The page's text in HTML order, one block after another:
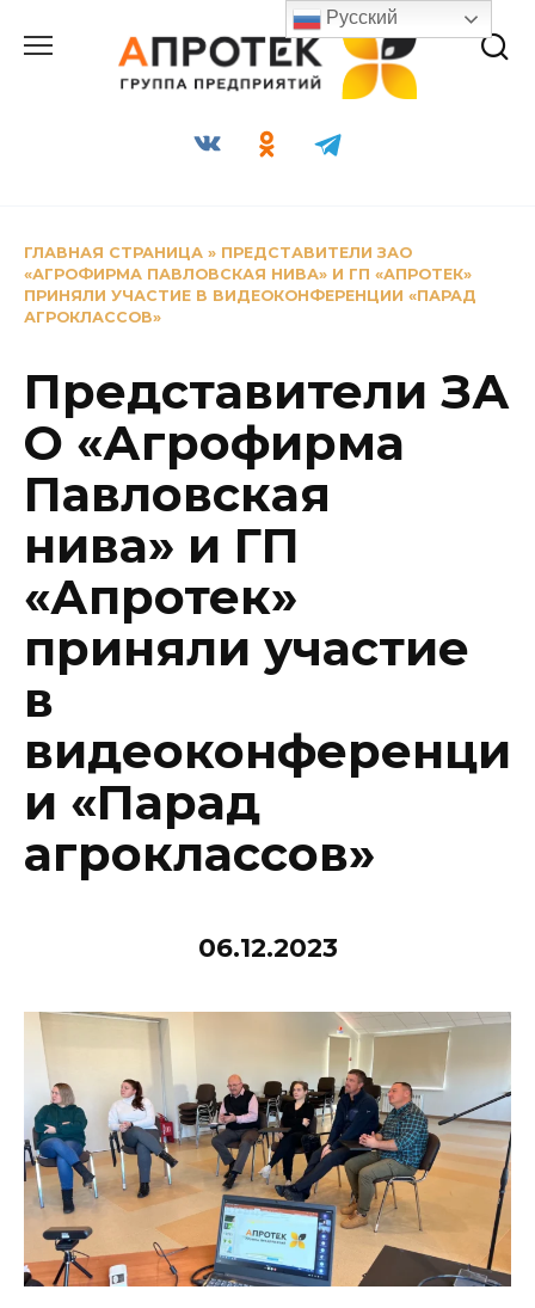
содержанию
ГЛАВНАЯ СТРАНИЦА » ПРЕДСТАВИТЕЛИ ЗАО
«АГРОФИРМА ПАВЛОВСКАЯ НИВА» И ГП «АПРОТЕК»
ПРИНЯЛИ УЧАСТИЕ В ВИДЕОКОНФЕРЕНЦИИ «ПАРАД
АГРОКЛАССОВ»
Представители ЗА
О «Агрофирма
Павловская
нива» и ГП
«Апротек»
приняли участие
в
видеоконференци
и «Парад
агроклассов»
06.12.2023
Русский